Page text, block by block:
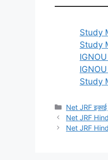
Study
Study
IGNOU
IGNOU
Study
Net JRF इकाई
Net JRF
Net JRF